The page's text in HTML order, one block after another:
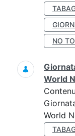
NO
World
World